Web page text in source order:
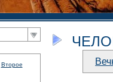
Второе